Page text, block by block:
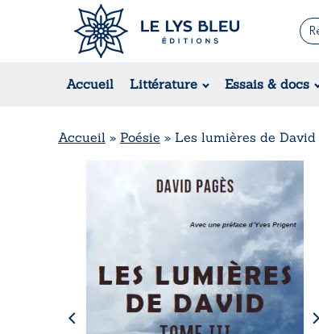
Accueil Littérature Essais & docs
Romans
Suspense / Thriller /
Accueil » Poésie » Les lumières de